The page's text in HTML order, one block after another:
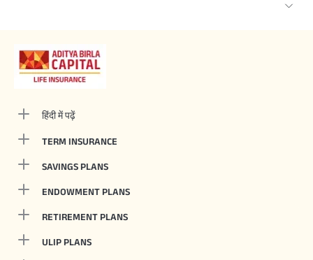
हिंदी में पढ़ें
TERM INSURANCE
SAVINGS PLANS
ENDOWMENT PLANS
RETIREMENT PLANS
ULIP PLANS